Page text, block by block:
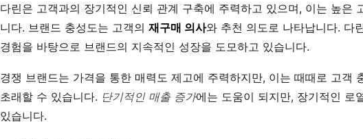
다린은 고객과의 장기적인 신뢰 관계 구축에 주력하고 있으며, 이는 높은
니다. 브랜드 충성도는 고객의 재구매 의사와 추천 의도로 나타납니다. 다
경험을 바탕으로 브랜드의 지속적인 성장을 도모하고 있습니다.
경쟁 브랜드는 가격을 통한 매력도 제고에 주력하지만, 이는 때때로 고객
초래할 수 있습니다. 단기적인 매출 증가에는 도움이 되지만, 장기적인 로
있습니다.